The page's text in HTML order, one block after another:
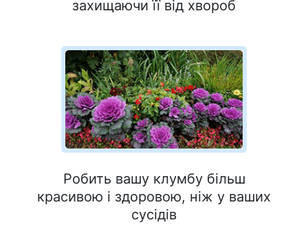
захищаючи її від хвороб
Робить вашу клумбу більш
красивою і здоровою, ніж у ваших
сусідів